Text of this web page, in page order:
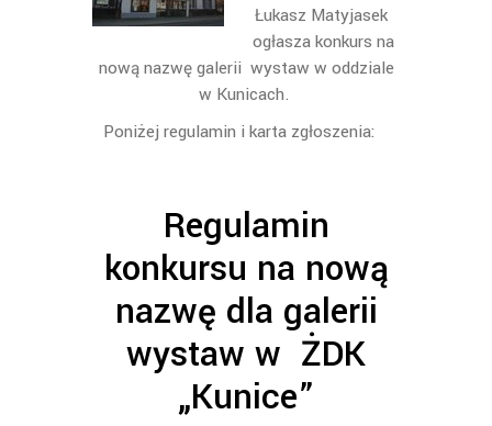
Łukasz Matyjasek
ogłasza konkurs na
nową nazwę galerii wystaw w oddziale
w Kunicach.
Poniżej regulamin i karta zgłoszenia:
Regulamin
konkursu na nową
nazwę dla galerii
wystaw w ŻDK
„Kunice”